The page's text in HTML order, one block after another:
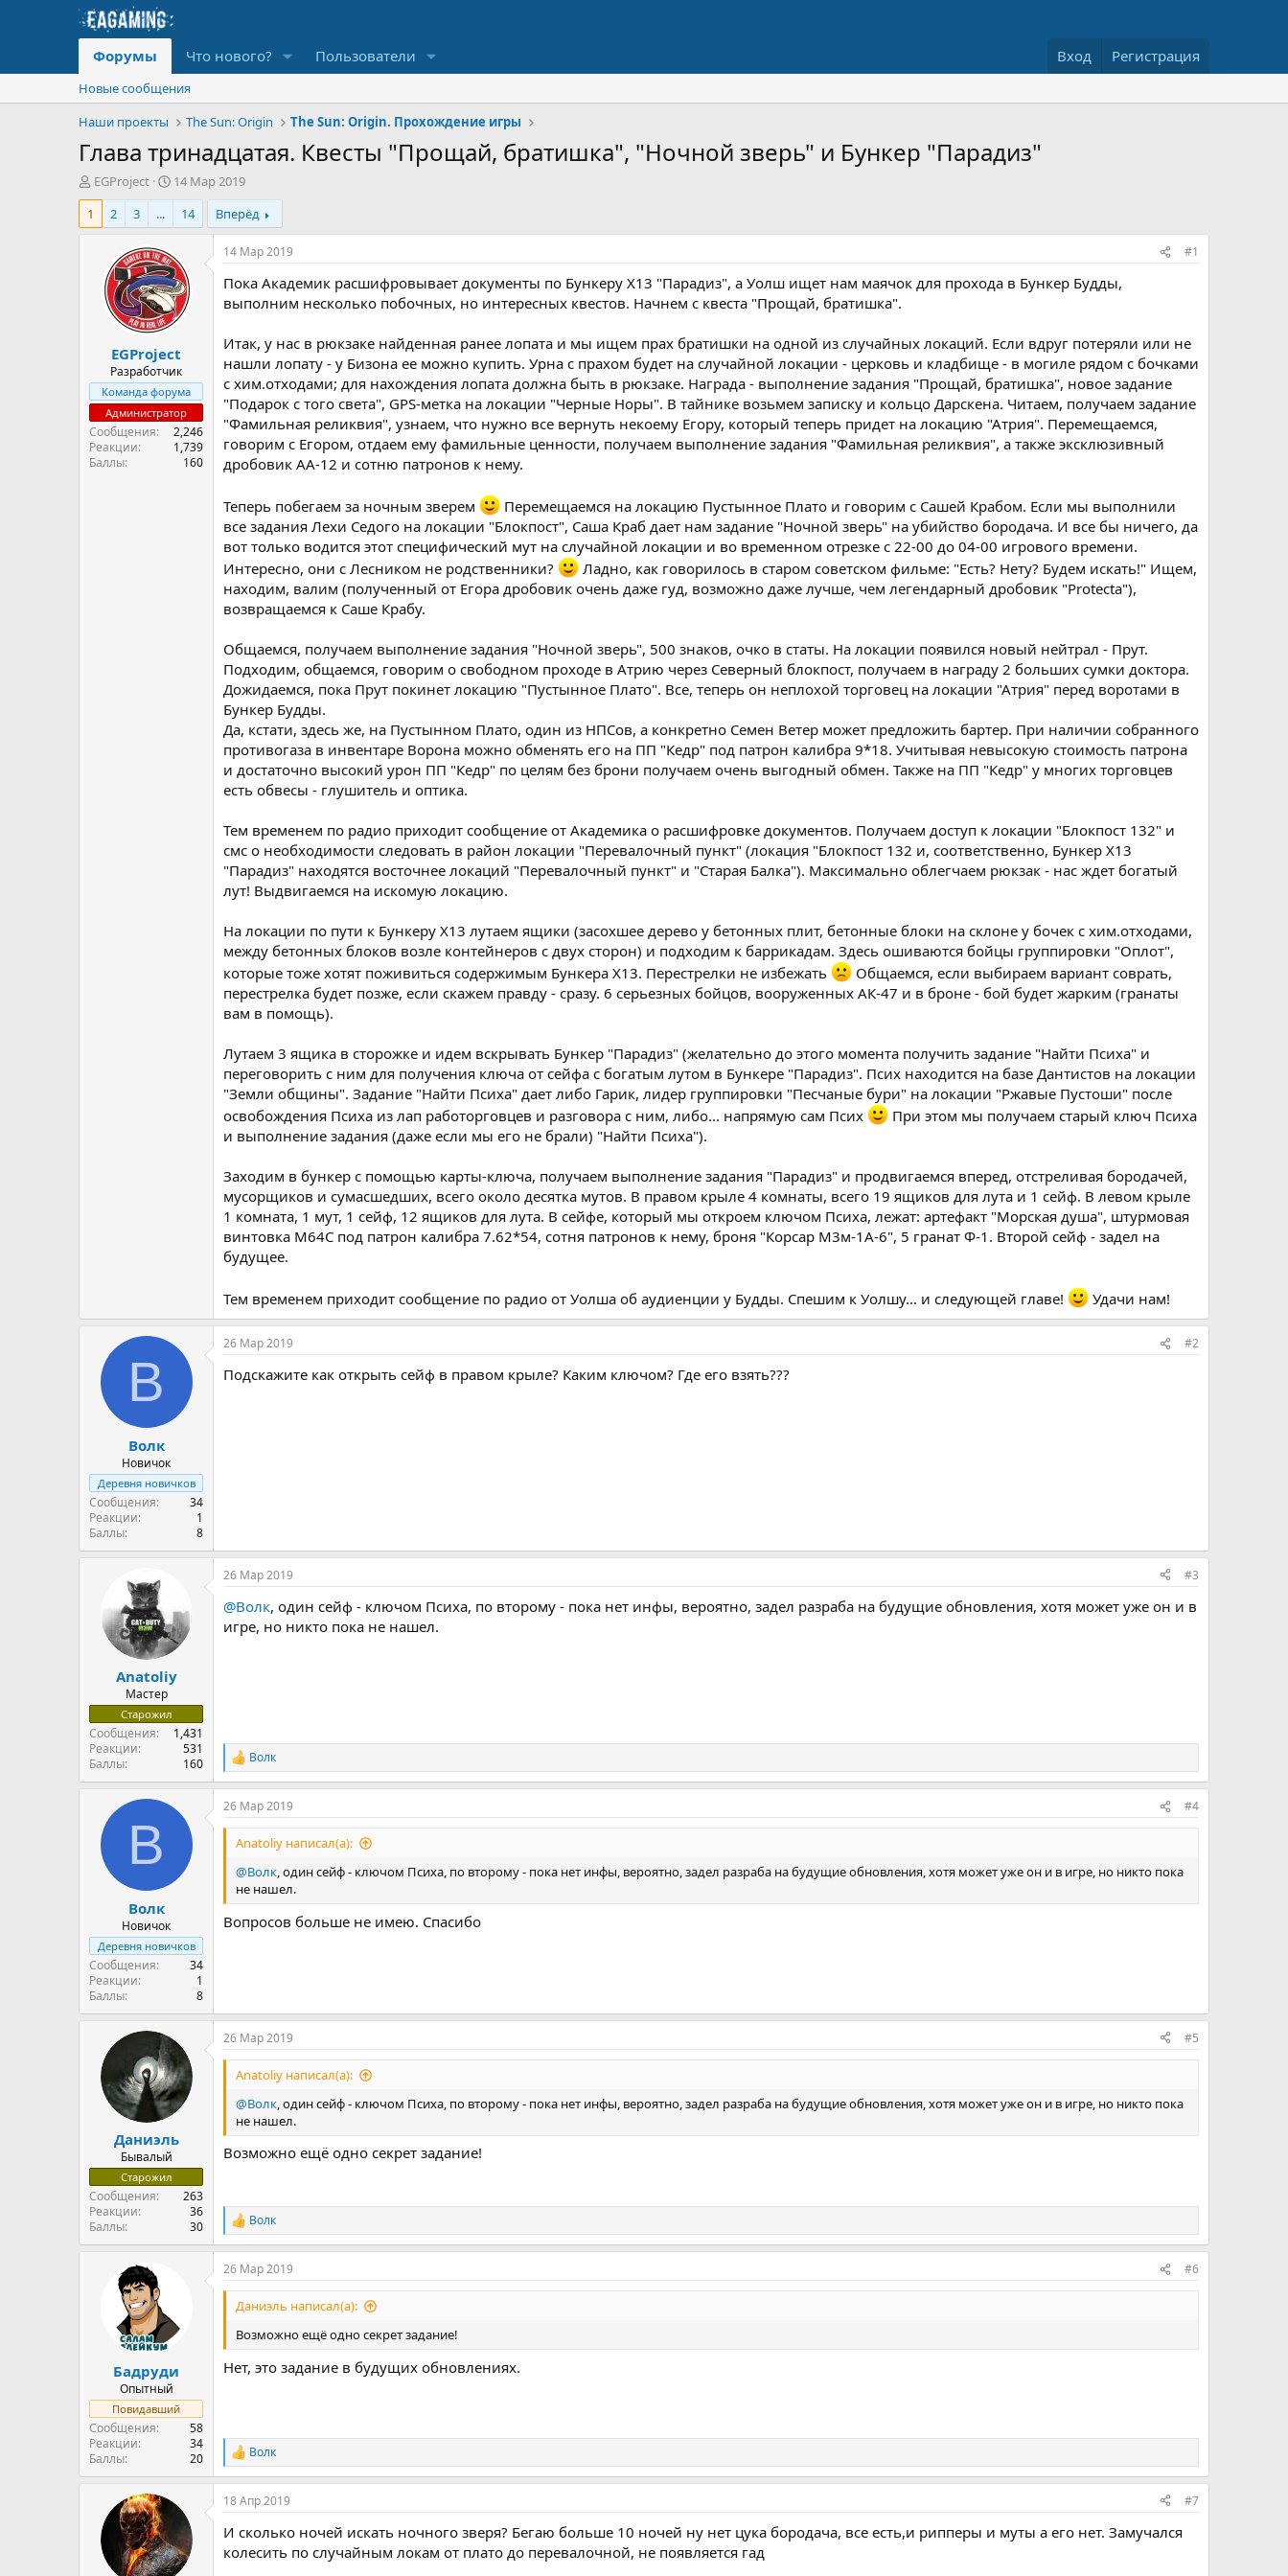
Форумы Что нового? Пользователи Вход Регистрация
Новые сообщения
Наши проекты
The Sun: Origin The Sun: Origin. Прохождение игры
Глава тринадцатая. Квесты "Прощай, братишка", "Ночной зверь" и Бункер "Парадиз"
А
в
о
EGProject
Д
а
а
а
ч
а
л
14 Мар 2019
1
2 3 ... 14 Вперёд
EGProject
Разработчик
Команда форума
Администратор
Сообщения
2,246
Реакции
1,739
Баллы
160
14 Мар 2019 #1
Пока Академик расшифровывает документы по Бункеру Х13 "Парадиз", а Уолш ищет нам маячок для прохода в Бункер Будды,
выполним несколько побочных, но интересных квестов. Начнем с квеста "Прощай, братишка".
Итак, у нас в рюкзаке найденная ранее лопата и мы ищем прах братишки на одной из случайных локаций. Если вдруг потеряли или не
нашли лопату - у Бизона ее можно купить. Урна с прахом будет на случайной локации - церковь и кладбище - в могиле рядом с бочками
с хим.отходами; для нахождения лопата должна быть в рюкзаке. Награда - выполнение задания "Прощай, братишка", новое задание
"Подарок с того света", GPS-метка на локации "Черные Норы". В тайнике возьмем записку и кольцо Дарскена. Читаем, получаем задание
"Фамильная реликвия", узнаем, что нужно все вернуть некоему Егору, который теперь придет на локацию "Атрия". Перемещаемся,
говорим с Егором, отдаем ему фамильные ценности, получаем выполнение задания "Фамильная реликвия", а также эксклюзивный
дробовик АА-12 и сотню патронов к нему.
Теперь побегаем за ночным зверем
Перемещаемся на локацию Пустынное Плато и говорим с Сашей Крабом. Если мы выполнили
все задания Лехи Седого на локации "Блокпост", Саша Краб дает нам задание "Ночной зверь" на убийство бородача. И все бы ничего, да
вот только водится этот специфический мут на случайной локации и во временном отрезке с 22-00 до 04-00 игрового времени.
Интересно, они с Лесником не родственники?
Ладно, как говорилось в старом советском фильме: "Есть? Нету? Будем искать!" Ищем,
находим, валим (полученный от Егора дробовик очень даже гуд, возможно даже лучше, чем легендарный дробовик "Protecta"),
возвращаемся к Саше Крабу.
Общаемся, получаем выполнение задания "Ночной зверь", 500 знаков, очко в статы. На локации появился новый нейтрал - Прут.
Подходим, общаемся, говорим о свободном проходе в Атрию через Северный блокпост, получаем в награду 2 больших сумки доктора.
Дожидаемся, пока Прут покинет локацию "Пустынное Плато". Все, теперь он неплохой торговец на локации "Атрия" перед воротами в
Бункер Будды.
Да, кстати, здесь же, на Пустынном Плато, один из НПСов, а конкретно Семен Ветер может предложить бартер. При наличии собранного
противогаза в инвентаре Ворона можно обменять его на ПП "Кедр" под патрон калибра 9*18. Учитывая невысокую стоимость патрона
и достаточно высокий урон ПП "Кедр" по целям без брони получаем очень выгодный обмен. Также на ПП "Кедр" у многих торговцев
есть обвесы - глушитель и оптика.
Тем временем по радио приходит сообщение от Академика о расшифровке документов. Получаем доступ к локации "Блокпост 132" и
смс о необходимости следовать в район локации "Перевалочный пункт" (локация "Блокпост 132 и, соответственно, Бункер Х13
"Парадиз" находятся восточнее локаций "Перевалочный пункт" и "Старая Балка"). Максимально облегчаем рюкзак - нас ждет богатый
лут! Выдвигаемся на искомую локацию.
На локации по пути к Бункеру Х13 лутаем ящики (засохшее дерево у бетонных плит, бетонные блоки на склоне у бочек с хим.отходами,
между бетонных блоков возле контейнеров с двух сторон) и подходим к баррикадам. Здесь ошиваются бойцы группировки "Оплот",
которые тоже хотят поживиться содержимым Бункера Х13. Перестрелки не избежать
Общаемся, если выбираем вариант соврать,
перестрелка будет позже, если скажем правду - сразу. 6 серьезных бойцов, вооруженных АК-47 и в броне - бой будет жарким (гранаты
вам в помощь).
Лутаем 3 ящика в сторожке и идем вскрывать Бункер "Парадиз" (желательно до этого момента получить задание "Найти Психа" и
переговорить с ним для получения ключа от сейфа с богатым лутом в Бункере "Парадиз". Псих находится на базе Дантистов на локации
"Земли общины". Задание "Найти Психа" дает либо Гарик, лидер группировки "Песчаные бури" на локации "Ржавые Пустоши" после
освобождения Психа из лап работорговцев и разговора с ним, либо... напрямую сам Псих
При этом мы получаем старый ключ Психа
и выполнение задания (даже если мы его не брали) "Найти Психа").
Заходим в бункер с помощью карты-ключа, получаем выполнение задания "Парадиз" и продвигаемся вперед, отстреливая бородачей,
мусорщиков и сумасшедших, всего около десятка мутов. В правом крыле 4 комнаты, всего 19 ящиков для лута и 1 сейф. В левом крыле
1 комната, 1 мут, 1 сейф, 12 ящиков для лута. В сейфе, который мы откроем ключом Психа, лежат: артефакт "Морская душа", штурмовая
винтовка М64С под патрон калибра 7.62*54, сотня патронов к нему, броня "Корсар М3м-1А-6", 5 гранат Ф-1. Второй сейф - задел на
будущее.
Тем временем приходит сообщение по радио от Уолша об аудиенции у Будды. Спешим к Уолшу... и следующей главе! Удачи нам!
В
Волк
Новичок
Деревня новичков
Сообщения
34
Реакции
1
Баллы
8
26 Мар 2019 #2
Подскажите как открыть сейф в правом крыле? Каким ключом? Где его взять???
Anatoliy
Мастер
Старожил
Сообщения
1,431
Реакции
531
Баллы
160
26 Мар 2019 #3
@Волк, один сейф - ключом Психа, по второму - пока нет инфы, вероятно, задел разраба на будущие обновления, хотя может уже он и в
игре, но никто пока не нашел.
Р
е
а
к
ц
и
Волк
В
Волк
Новичок
Деревня новичков
Сообщения
34
Реакции
1
Баллы
8
26 Мар 2019 #4
Anatoliy написал(а):
@Волк, один сейф - ключом Психа, по второму - пока нет инфы, вероятно, задел разраба на будущие обновления, хотя может уже он и в игре, но никто пока
не нашел.
Вопросов больше не имею. Спасибо
Даниэль
Бывалый
Старожил
Сообщения
263
Реакции
36
Баллы
30
26 Мар 2019 #5
Anatoliy написал(а):
@Волк, один сейф - ключом Психа, по второму - пока нет инфы, вероятно, задел разраба на будущие обновления, хотя может уже он и в игре, но никто пока
не нашел.
Возможно ещё одно секрет задание!
Р
е
а
к
ц
Волк
Бадруди
Опытный
Повидавший
Сообщения
58
Реакции
34
Баллы
20
26 Мар 2019 #6
Даниэль написал(а):
Возможно ещё одно секрет задание!
Нет, это задание в будущих обновлениях.
Р
е
а
к
и
и
Волк
18 Апр 2019 #7
И сколько ночей искать ночного зверя? Бегаю больше 10 ночей ну нет цука бородача, все есть,и рипперы и муты а его нет. Замучался
колесить по случайным локам от плато до перевалочной, не появляется гад